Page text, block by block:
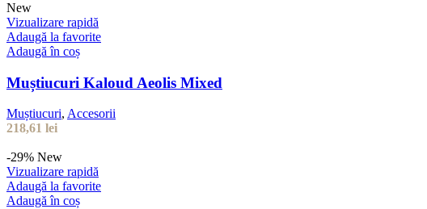
New
Vizualizare rapidă
Adaugă la favorite
Adaugă în coș
Muștiucuri Kaloud Aeolis Mixed
Muștiucuri, Accesorii
218,61 lei
-29% New
Vizualizare rapidă
Adaugă la favorite
Adaugă în coș